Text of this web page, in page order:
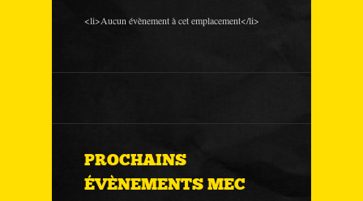
<li>Aucun évènement à cet emplacement</li>
PROCHAINS
ÉVÈNEMENTS MEC